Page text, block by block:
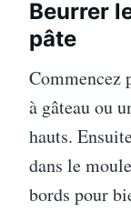
Beurrer
pâte
Commencez
à gâteau ou
hauts.
dans le
bords pour